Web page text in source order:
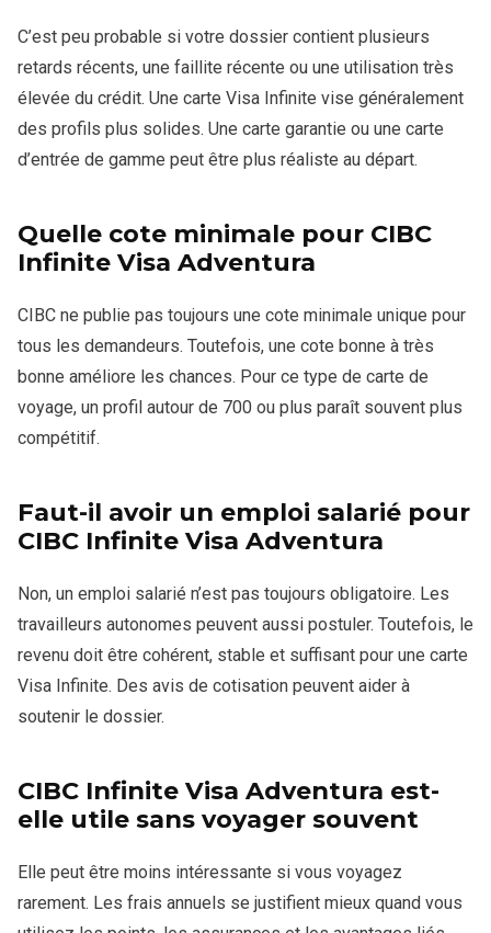
C’est peu probable si votre dossier contient plusieurs
retards récents, une faillite récente ou une utilisation très
élevée du crédit. Une carte Visa Infinite vise généralement
des profils plus solides. Une carte garantie ou une carte
d’entrée de gamme peut être plus réaliste au départ.
Quelle cote minimale pour CIBC
Infinite Visa Adventura
CIBC ne publie pas toujours une cote minimale unique pour
tous les demandeurs. Toutefois, une cote bonne à très
bonne améliore les chances. Pour ce type de carte de
voyage, un profil autour de 700 ou plus paraît souvent plus
compétitif.
Faut-il avoir un emploi salarié pour
CIBC Infinite Visa Adventura
Non, un emploi salarié n’est pas toujours obligatoire. Les
travailleurs autonomes peuvent aussi postuler. Toutefois, le
revenu doit être cohérent, stable et suffisant pour une carte
Visa Infinite. Des avis de cotisation peuvent aider à
soutenir le dossier.
CIBC Infinite Visa Adventura est-
elle utile sans voyager souvent
Elle peut être moins intéressante si vous voyagez
rarement. Les frais annuels se justifient mieux quand vous